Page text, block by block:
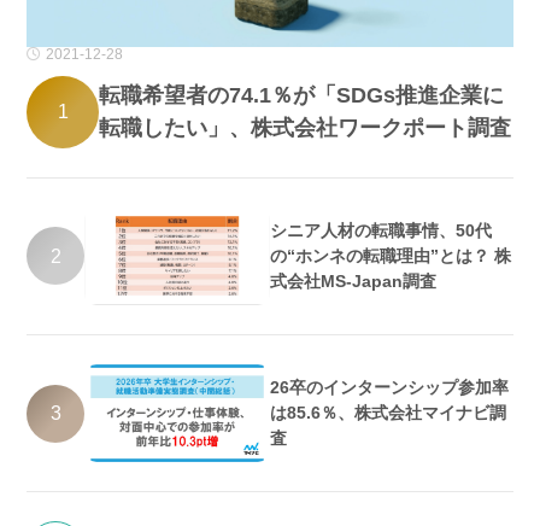
2021-12-28
1
転職希望者の74.1％が「SDGs推進企業に
転職したい」、株式会社ワークポート調査
2
シニア人材の転職事情、50代
の“ホンネの転職理由”とは？ 株
式会社MS-Japan調査
3
26卒のインターンシップ参加率
は85.6％、株式会社マイナビ調
査